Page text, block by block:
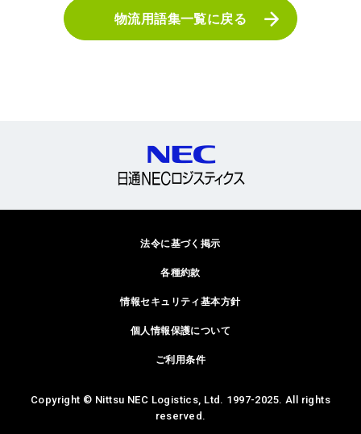
物流用語集一覧に戻る
法令に基づく掲示
各種約款
情報セキュリティ基本方針
個人情報保護について
ご利用条件
Copyright © Nittsu NEC Logistics, Ltd. 1997-2025. All rights
reserved.